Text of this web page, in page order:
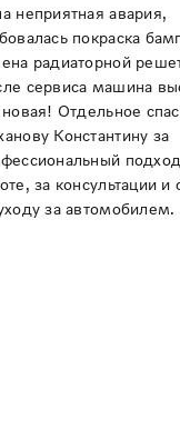
неприятная авария,
покраска
радиаторной
сервиса машина
новая! Отдельное
Константину за
за консультации и
за автомобилем.